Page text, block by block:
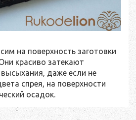
на поверхность заготовки
красиво затекают
даже если не
спрея, на поверхности
осадок.